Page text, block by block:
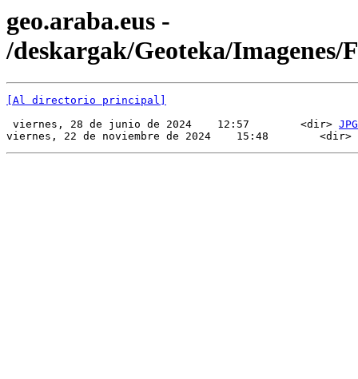
geo.araba.eus -
/deskargak/Geoteka/Imagenes/
[Al directorio principal]
viernes, 28 de junio de 2024    12:57        <dir> JPG
viernes, 22 de noviembre de 2024    15:48        <dir>